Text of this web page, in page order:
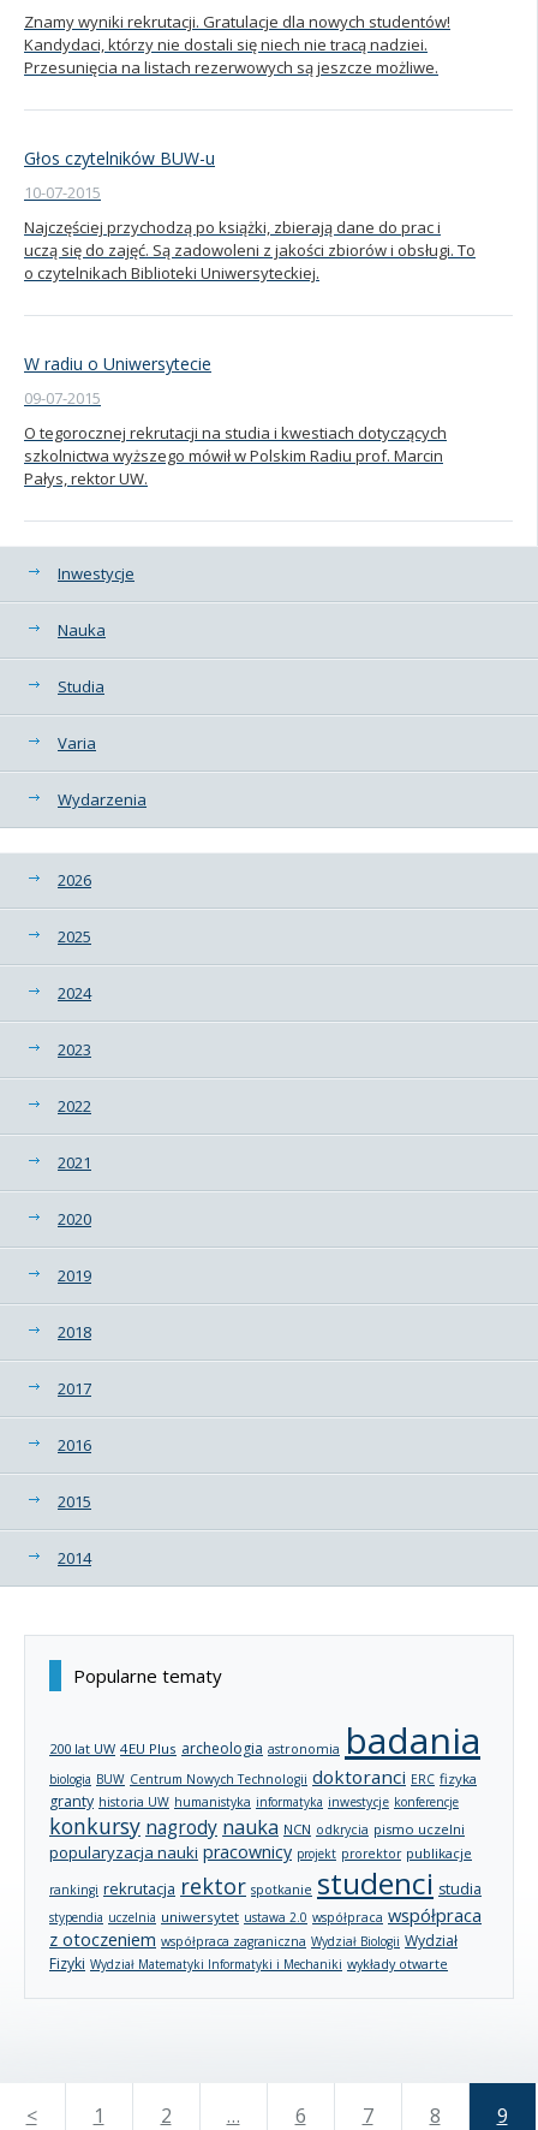
Znamy wyniki rekrutacji. Gratulacje dla nowych studentów!
Kandydaci, którzy nie dostali się niech nie tracą nadziei.
Przesunięcia na listach rezerwowych są jeszcze możliwe.
Głos czytelników BUW-u
10-07-2015
Najczęściej przychodzą po książki, zbierają dane do prac i
uczą się do zajęć. Są zadowoleni z jakości zbiorów i obsługi. To
o czytelnikach Biblioteki Uniwersyteckiej.
W radiu o Uniwersytecie
09-07-2015
O tegorocznej rekrutacji na studia i kwestiach dotyczących
szkolnictwa wyższego mówił w Polskim Radiu prof. Marcin
Pałys, rektor UW.
Kategorie
Inwestycje
Nauka
Studia
Varia
Wydarzenia
2026
2025
2024
2023
2022
2021
2020
2019
2018
2017
2016
2015
2014
Popularne tematy
200 lat UW 4EU Plus archeologia astronomia badania
biologia BUW Centrum Nowych Technologii doktoranci ERC fizyka
granty historia UW humanistyka informatyka inwestycje konferencje
konkursy nagrody nauka NCN odkrycia pismo uczelni
popularyzacja nauki pracownicy projekt prorektor publikacje
rankingi rekrutacja rektor spotkanie studenci studia
stypendia uczelnia uniwersytet ustawa 2.0 współpraca współpraca
z otoczeniem współpraca zagraniczna Wydział Biologii Wydział
Fizyki Wydział Matematyki Informatyki i Mechaniki wykłady otwarte
< 1 2 … 6 7 8 9